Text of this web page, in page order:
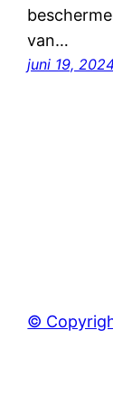
van…
juni 19,
©